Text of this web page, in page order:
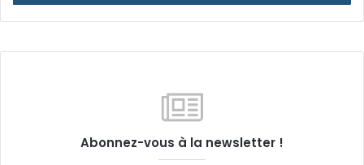
Abonnez-vous à la newsletter !